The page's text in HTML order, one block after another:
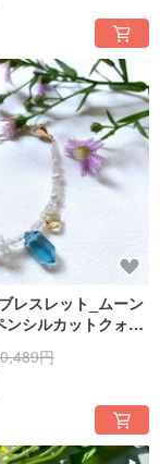
レスレット_ムーン
ンシルカットクォー
_シトリン
円